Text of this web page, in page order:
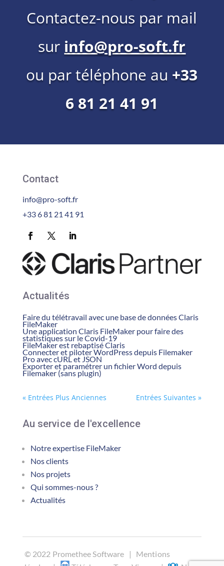
Contactez-nous par mail
sur info@pro-soft.fr
ou par téléphone au +33
6 81 21 41 91
Contact
info@pro-soft.fr
+33 6 81 21 41 91
Actualités
Faire du télétravail avec une base de données Claris
FileMaker
Une application Claris FileMaker pour faire des
statistiques sur le Covid-19
FileMaker est rebaptisé Claris
Connecter et piloter WordPress depuis Filemaker
Pro avec cURL et JSON
Exporter et paramétrer un fichier Word depuis
Filemaker (sans plugin)
« Entrées Plus Anciennes Entrées Suivantes »
Au service de l'excellence
Notre expertise FileMaker
Nos clients
Nos projets
Qui sommes-nous ?
Actualités
© 2022 Promethee Software | Mentions